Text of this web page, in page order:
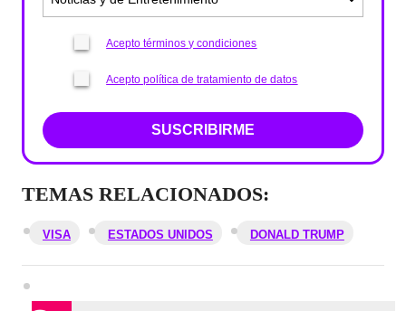
Acepto términos y condiciones
Acepto política de tratamiento de datos
SUSCRIBIRME
TEMAS RELACIONADOS:
VISA ESTADOS UNIDOS DONALD TRUMP